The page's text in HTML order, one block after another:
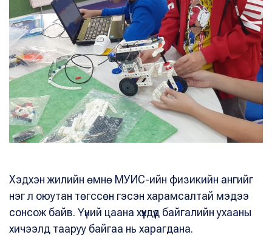
Хэдхэн жилийн өмнө МУИС-ийн физикийн ангийг
нэг л оюутан төгссөн гэсэн харамсалтай мэдээ
сонсож байв. Үүний цаана хүүхдүүд байгалийн ухааны
хичээлд тааруу байгаа нь харагдана.